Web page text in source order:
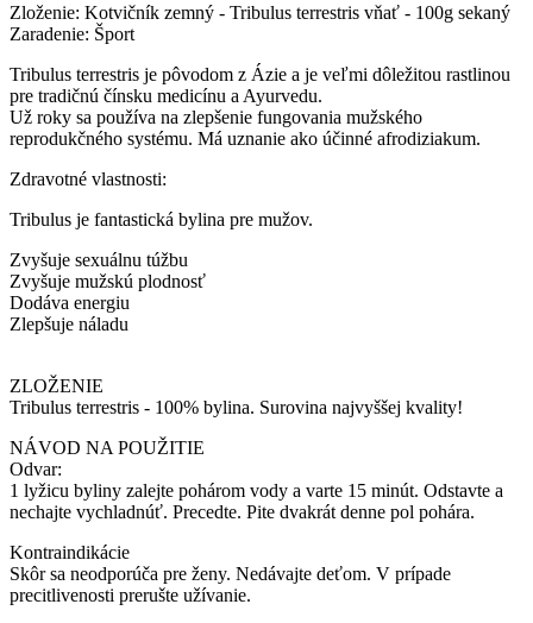
Zloženie: Kotvičník zemný - Tribulus terrestris vňať - 100g sekaný
Zaradenie: Šport
Tribulus terrestris je pôvodom z Ázie a je veľmi dôležitou rastlinou
pre tradičnú čínsku medicínu a Ayurvedu.
Už roky sa používa na zlepšenie fungovania mužského
reprodukčného systému. Má uznanie ako účinné afrodiziakum.
Zdravotné vlastnosti:
Tribulus je fantastická bylina pre mužov.
Zvyšuje sexuálnu túžbu
Zvyšuje mužskú plodnosť
Dodáva energiu
Zlepšuje náladu
ZLOŽENIE
Tribulus terrestris - 100% bylina. Surovina najvyššej kvality!
NÁVOD NA POUŽITIE
Odvar:
1 lyžicu byliny zalejte pohárom vody a varte 15 minút. Odstavte a
nechajte vychladnúť. Precedte. Pite dvakrát denne pol pohára.
Kontraindikácie
Skôr sa neodporúča pre ženy. Nedávajte deťom. V prípade
precitlivenosti prerušte užívanie.